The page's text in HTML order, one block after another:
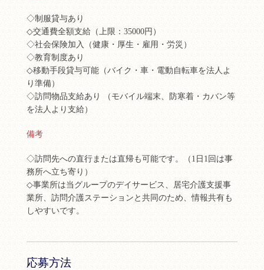
◇制服貸与あり
◇交通費全額支給（上限：35000円）
◇社会保険加入（健康・厚生・雇用・労災）
◇教育制度あり
◇移動手段貸与可能（バイク・車・電動自転車を法人よ
り準備）
◇訪問物品支給あり （モバイル端末、防寒着・カバン等
を法人より支給）
備考
◇訪問先への直行または直帰も可能です。（1日1回は事
務所へ立ち寄り）
◇事業所は当グループのデイサービス、居宅介護支援事
業所、訪問介護ステーションと共同のため、情報共有も
しやすいです。
応募方法